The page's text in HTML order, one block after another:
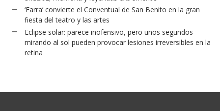
‘Farra’ convierte el Conventual de San Benito en la gran
fiesta del teatro y las artes
Eclipse solar: parece inofensivo, pero unos segundos
mirando al sol pueden provocar lesiones irreversibles en la
retina